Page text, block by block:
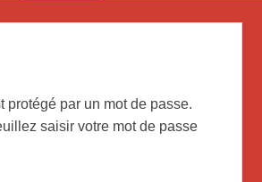
protégé par un mot de passe.
saisir votre mot de passe